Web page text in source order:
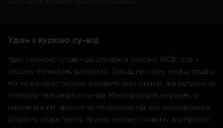
Удон з куркою су-від
Удон з куркою су-від – це справжня класика WOK, але у
нашому фірмовому виконанні. Забудь про суху курячу грудку:
тут ми використовуємо соковите філе стегна, яке готуємо за
топовою технологією су-від. М'ясо виходить нереально
ніжним, м'яким і взагалі не пересихає під час обсмажування.
Додаємо сюди товсту, пружну азійську локшину, яка просто